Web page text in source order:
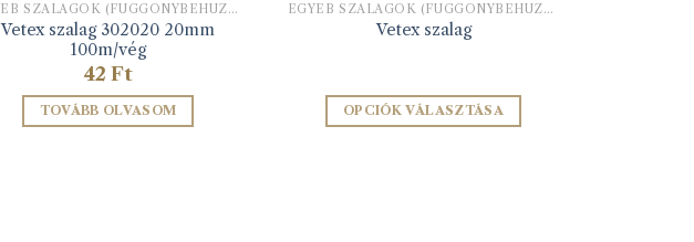
EGYÉB SZALAGOK (FÜGGÖNYBEHÚZÓ, HÍMZŐ ALAPSZALAG, STB)
Vetex szalag 302020 20mm
100m/vég
42 Ft
TOVÁBB OLVASOM
EGYÉB SZALAGOK (FÜGGÖNYBEHÚZÓ, HÍMZŐ ALAPSZALAG, STB)
Vetex szalag
OPCIÓK VÁLASZTÁSA